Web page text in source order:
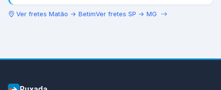
Ver fretes Matão → BetimVer fretes SP → MG